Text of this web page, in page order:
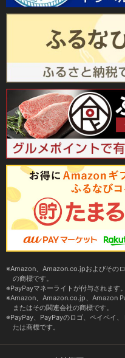
Amazon、Amazon.co.jpおよびその
の商標です。
PayPayマネーライトが付与されます
Amazon、Amazon.co.jp、Amazon
またはその関連会社の商標です。
PayPay、PayPayのロゴ、ペイペイ
たは商標です。